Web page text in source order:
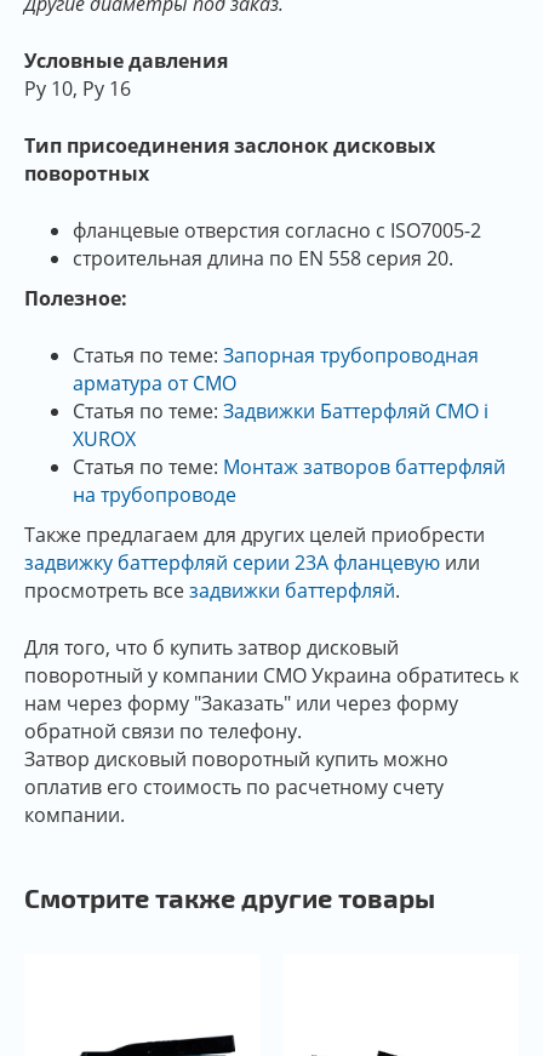
Условные давления
Py 10, Ру 16
Тип присоединения заслонок дисковых
поворотных
фланцевые отверстия согласно с ISO7005-2
строительная длина по EN 558 серия 20.
Полезное:
Статья по теме: Запорная трубопроводная
арматура от СМО
Статья по теме: Задвижки Баттерфляй СМО і
XUROX
Статья по теме: Монтаж затворов баттерфляй
на трубопроводе
Также предлагаем для других целей приобрести
задвижку баттерфляй серии 23А фланцевую или
просмотреть всезадвижки баттерфляй.
Для того, что б купить затвор дисковый
поворотный у компании СМО Украина обратитесь к
нам через форму "Заказать" или через форму
обратной связи по телефону.
Затвор дисковый поворотный купить можно
оплатив его стоимость по расчетному счету
компании.
Смотрите также другие товары